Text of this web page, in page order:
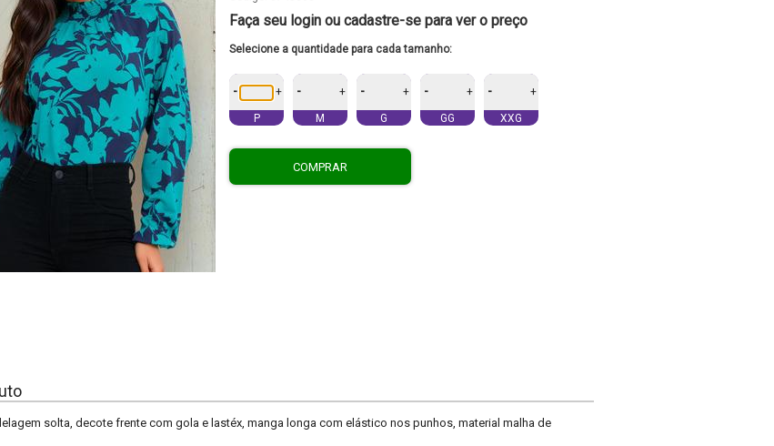
Faça seu login ou cadastre-se para ver o preço
Selecione a quantidade para cada tamanho:
- +
P
- +
M
- +
G
- +
GG
- +
XXG
COMPRAR
solta, decote frente com gola e lastéx, manga longa com elástico nos punhos, material malha de